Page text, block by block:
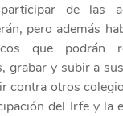
de las
pero además
que podrán
grabar y subir a
contra otros
del Irfe y la